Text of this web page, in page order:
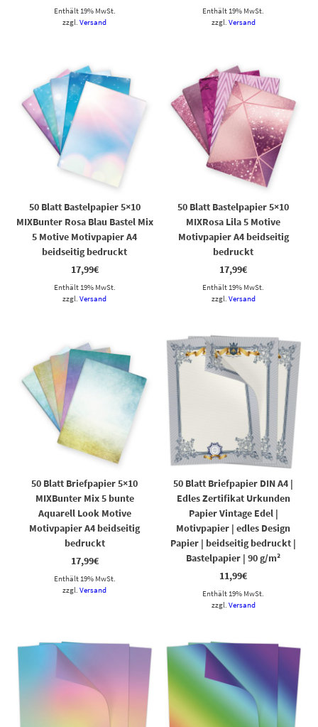
Enthält 19% MwSt.
zzgl.Versand
Enthält 19% MwSt.
zzgl. Versand
50 Blatt Bastelpapier 5×10
MIXBunter Rosa Blau Bastel Mix
5 Motive Motivpapier A4
beidseitig bedruckt
17,99€
Enthält 19% MwSt.
zzgl.Versand
50 Blatt Bastelpapier 5×10
MIXRosa Lila 5 Motive
Motivpapier A4 beidseitig
bedruckt
17,99€
Enthält 19% MwSt.
zzgl. Versand
50 Blatt Briefpapier 5×10
MIXBunter Mix 5 bunte
Aquarell Look Motive
Motivpapier A4 beidseitig
bedruckt
17,99€
Enthält 19% MwSt.
zzgl.Versand
50 Blatt Briefpapier DIN A4 |
Edles Zertifikat Urkunden
Papier Vintage Edel |
Motivpapier | edles Design
Papier | beidseitig bedruckt |
Bastelpapier | 90 g/m²
11,99€
Enthält 19% MwSt.
zzgl. Versand